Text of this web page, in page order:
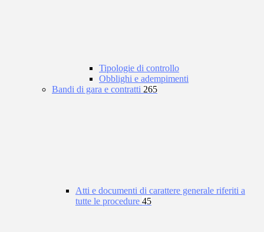
Tipologie di controllo
Obblighi e adempimenti
Bandi di gara e contratti 265
Atti e documenti di carattere generale riferiti a
tutte le procedure 45